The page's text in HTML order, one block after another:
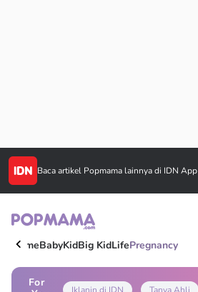
Baca artikel Popmama lainnya di IDN App
HomeBabyKidBig KidLifePregnancy
For